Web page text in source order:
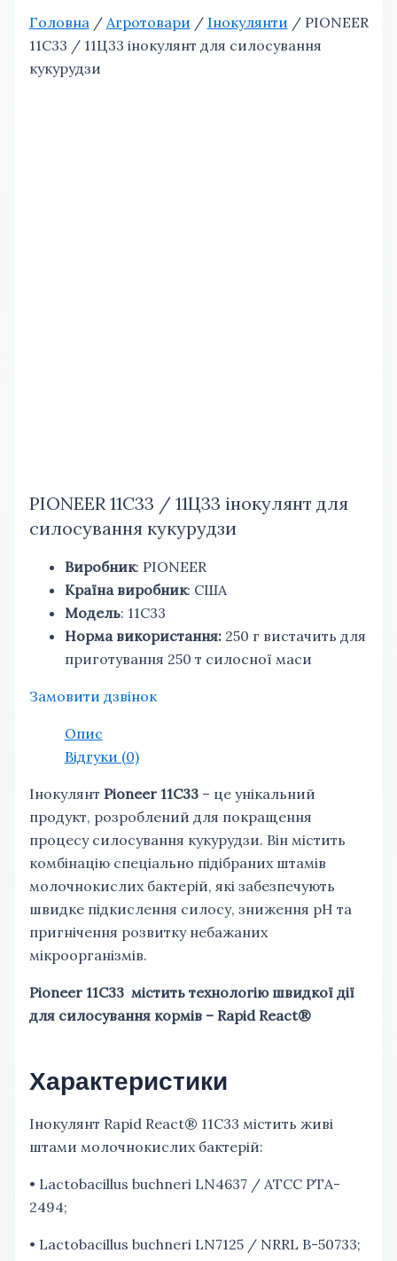
Головна/ Агротовари / Інокулянти / PIONEER
11C33 / 11Ц33 інокулянт для силосування
кукурудзи
PIONEER 11C33 / 11Ц33 інокулянт для
силосування кукурудзи
Виробник: PIONEER
Країна виробник: США
Модель: 11С33
Норма використання:250 г вистачить для
приготування 250 т силосної маси
Замовити дзвінок
Опис
Відгуки (0)
Інокулянт Pioneer 11С33– це унікальний
продукт, розроблений для покращення
процесу силосування кукурудзи. Він містить
комбінацію спеціально підібраних штамів
молочнокислих бактерій, які забезпечують
швидке підкислення силосу, зниження рН та
пригнічення розвитку небажаних
мікроорганізмів.
Pioneer 11C33 містить технологію швидкої дії
для силосування кормів – Rapid React®
Характеристики
Інокулянт Rapid React® 11С33 містить живі
штами молочнокислих бактерій:
• Lactobacillus buchneri LN4637 / ATCC PTA-
2494;
• Lactobacillus buchneri LN7125 / NRRL B-50733;